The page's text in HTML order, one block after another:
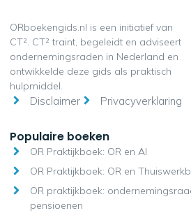
ORboekengids.nl is een initiatief van
CT². CT² traint, begeleidt en adviseert
ondernemingsraden in Nederland en
ontwikkelde deze gids als praktisch
hulpmiddel.
Disclaimer Privacyverklaring
Populaire boeken
OR Praktijkboek: OR en AI
OR Praktijkboek: OR en
OR praktijkboek:
pensioenen